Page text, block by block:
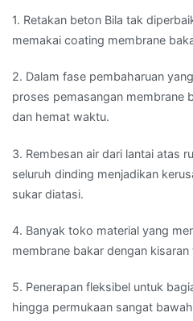
1. Retakan beton Bila tak
memakai coating membrane
2. Dalam fase pembaharuan
proses pemasangan membrane
dan hemat waktu.
3. Rembesan air dari lantai atas
seluruh dinding menjadikan
sukar diatasi.
4. Banyak toko material yang
membrane bakar dengan kisaran
5. Penerapan fleksibel untuk
hingga permukaan sangat